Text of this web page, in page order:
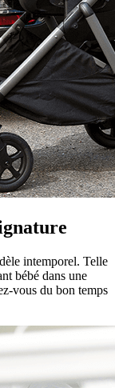
intemporel. Telle
bébé dans une
vous du bon temps